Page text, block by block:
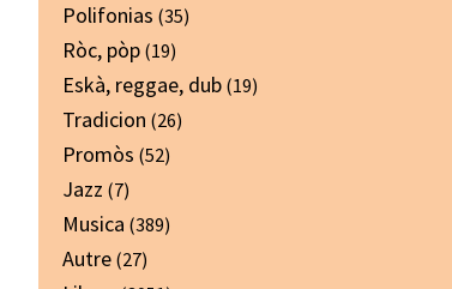
Polifonias (35)
Ròc, pòp (19)
Eskà, reggae, dub (19)
Tradicion (26)
Promòs (52)
Jazz (7)
Musica (389)
Autre (27)